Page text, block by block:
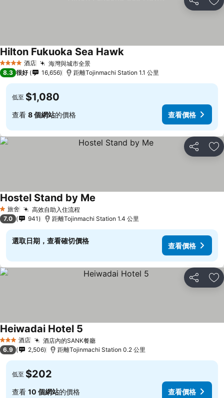
分享 放
4 星級 酒店 海灣與城市全景
Hilton Fukuoka Sea Hawk
8.3 很好 16,656 距離Tojinmachi Station 1.1 公里
低至 $1,080
查看 8 個網站的價格 查看價格
分享 放
1 星級
旅舍 高效自助入住流程
Hostel Stand by Me
7.0 941 距離Tojinmachi Station 1.4 公里
選取日期，查看確切價格
查看價格
分享 放
3 星級 酒店 酒店內的SANK餐廳
Heiwadai Hotel 5
6.9 2,506 距離Tojinmachi Station 0.2 公里
低至 $202
查看 10 個網站的價格 查看價格